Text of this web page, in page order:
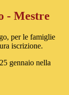
- Mestre
per le famiglie
iscrizione.
gennaio nella